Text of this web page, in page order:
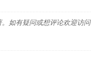
如有疑问或想评论欢迎访问